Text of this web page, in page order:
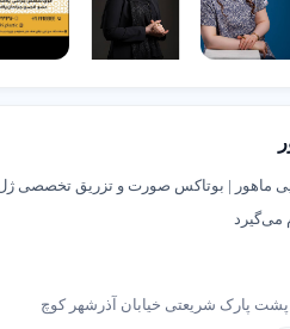
ماهور | بوتاکس صورت و تزریق تخصصی
پشت پارک شریعتى خیابان آذرشهر کوچ